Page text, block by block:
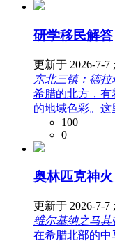
研学移民解答
更新于 2026-7-7 ;
东北三镇：德
希腊的北方，有
的地域色彩。这
100
0
奥林匹克神火
更新于 2026-7-7 ;
维尔基纳之马其
在希腊北部的中